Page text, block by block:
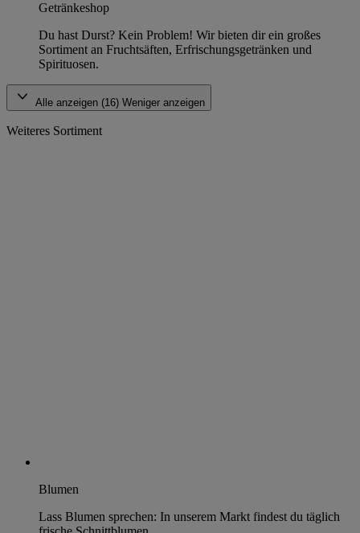
Getränkeshop
Du hast Durst? Kein Problem! Wir bieten dir ein großes
Sortiment an Fruchtsäften, Erfrischungsgetränken und
Spirituosen.
Alle anzeigen (16) Weniger anzeigen
Weiteres Sortiment
Blumen
Lass Blumen sprechen: In unserem Markt findest du täglich